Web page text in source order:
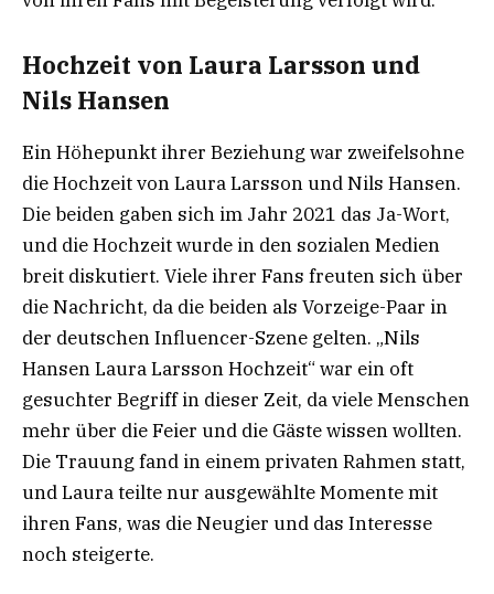
Hochzeit von Laura Larsson und
Nils Hansen
Ein Höhepunkt ihrer Beziehung war zweifelsohne
die Hochzeit von Laura Larsson und Nils Hansen.
Die beiden gaben sich im Jahr 2021 das Ja-Wort,
und die Hochzeit wurde in den sozialen Medien
breit diskutiert. Viele ihrer Fans freuten sich über
die Nachricht, da die beiden als Vorzeige-Paar in
der deutschen Influencer-Szene gelten. „Nils
Hansen Laura Larsson Hochzeit“ war ein oft
gesuchter Begriff in dieser Zeit, da viele Menschen
mehr über die Feier und die Gäste wissen wollten.
Die Trauung fand in einem privaten Rahmen statt,
und Laura teilte nur ausgewählte Momente mit
ihren Fans, was die Neugier und das Interesse
noch steigerte.